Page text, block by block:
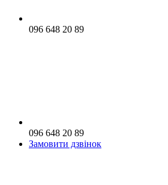
096 648 20 89
096 648 20 89
Замовити дзвінок